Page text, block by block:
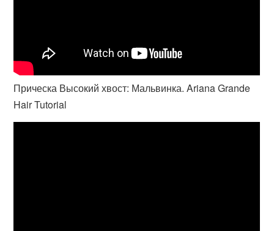
Прическа Высокий хвост: Мальвинка. Ariana Grande
Hair Tutorial